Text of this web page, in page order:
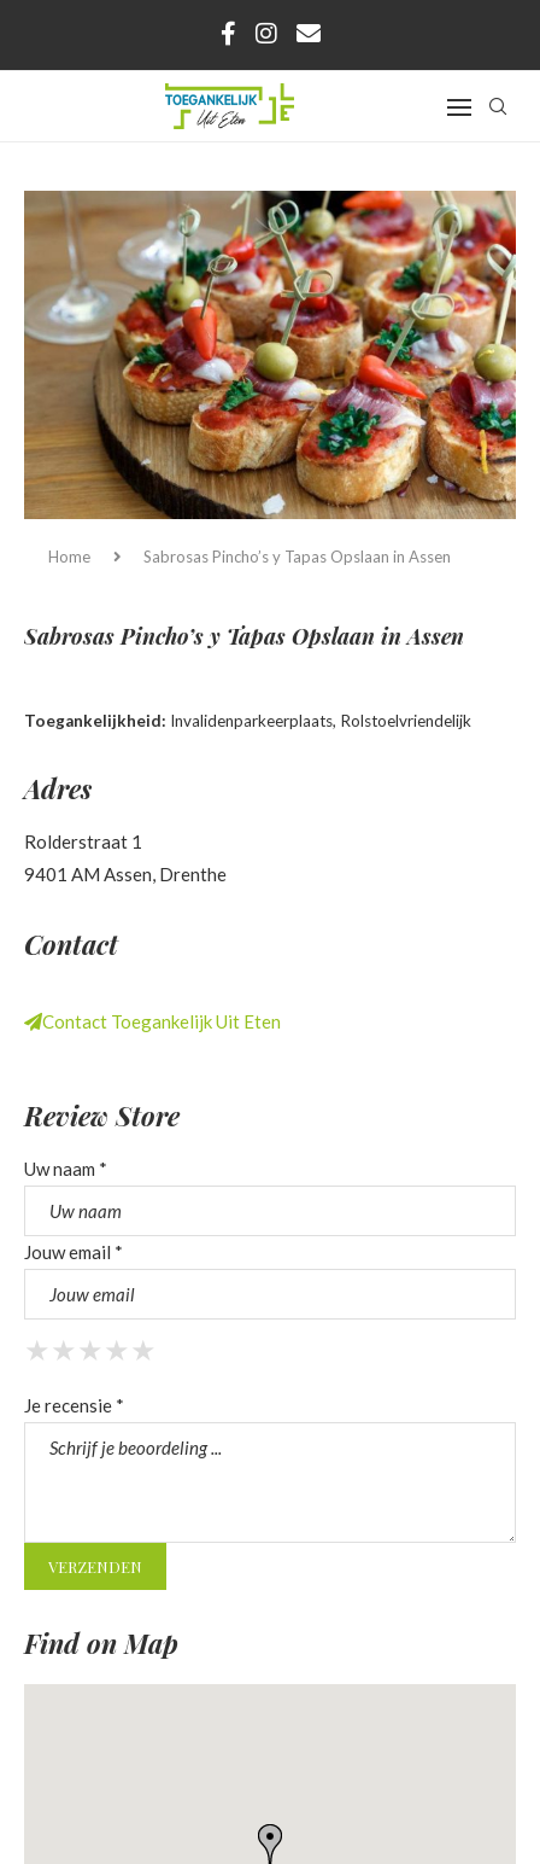
Home Sabrosas Pincho’s y Tapas Opslaan in Assen
Sabrosas Pincho’s y Tapas Opslaan in Assen
Toegankelijkheid: Invalidenparkeerplaats, Rolstoelvriendelijk
Adres
Rolderstraat 1
9401 AM Assen, Drenthe
Contact
Contact Toegankelijk Uit Eten
Review Store
Uw naam *
Jouw email *
★
★ ★
★ ★ ★
★ ★ ★ ★
★ ★ ★ ★ ★
Je recensie *
Find on Map